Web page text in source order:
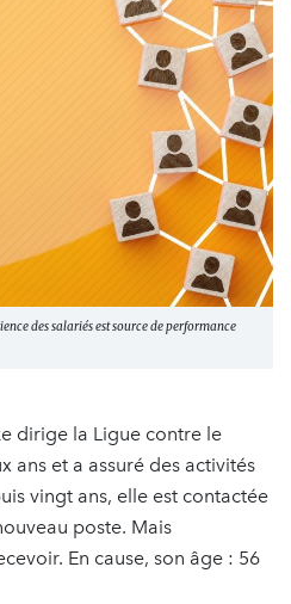
des salariés est source de performance
dirige la Ligue contre le
ans et a assuré des activités
vingt ans, elle est contactée
poste. Mais
En cause, son âge : 56